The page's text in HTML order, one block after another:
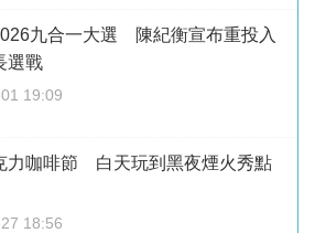
九合一大選 陳紀衡宣布重投入
選戰
19:09
力咖啡節 白天玩到黑夜煙火秀點
18:56